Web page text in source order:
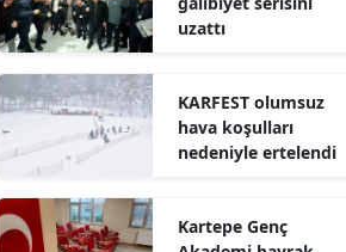
İzmir
Kastamonu
Kayseri
uzattı
KARFEST olumsuz
hava koşulları
nedeniyle ertelendi
Kartepe Genç